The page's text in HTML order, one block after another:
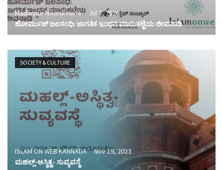
Madannur Noorul Huda
Jul 7, 2026
ಹೋರ್ಮುಜ್ ಜಲಸಂಧಿ: ಜಾಗತಿಕ ಇಂಧನ ಮಾರುಕಟ್ಟೆಯ ಜೀವನಾಡಿ
SOCIETY & CULTURE
ISLAM ON WEB KANNADA
Nov 19, 2023
ಮಹಲ್ಲ್-ಅಸ್ಥಿತ್ವ- ಸುವ್ಯವಸ್ಥೆ